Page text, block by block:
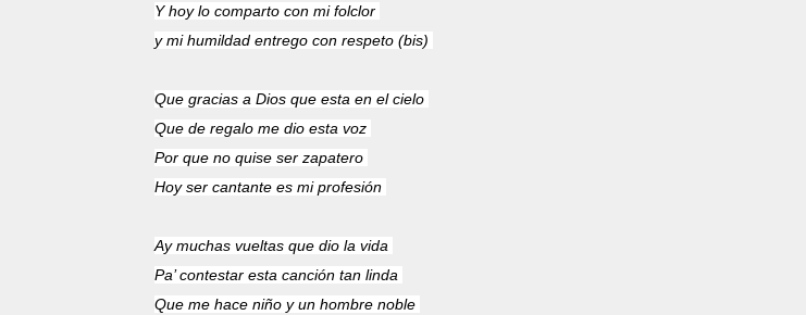
Y hoy lo comparto con mi folclor
y mi humildad entrego con respeto (bis)
Que gracias a Dios que esta en el cielo
Que de regalo me dio esta voz
Por que no quise ser zapatero
Hoy ser cantante es mi profesión
Ay muchas vueltas que dio la vida
Pa’ contestar esta canción tan linda
Que me hace niño y un hombre noble